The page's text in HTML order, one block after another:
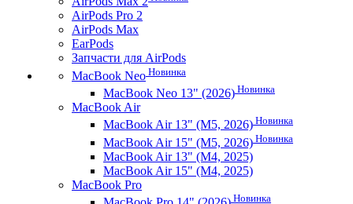
AirPods Pro 2
AirPods Max
EarPods
Запчасти для AirPods
MacBook Neo Новинка
MacBook Neo 13" (2026) Новинка
MacBook Air
MacBook Air 13" (M5, 2026) Новинка
MacBook Air 15" (M5, 2026) Новинка
MacBook Air 13" (M4, 2025)
MacBook Air 15" (M4, 2025)
MacBook Pro
Новинка